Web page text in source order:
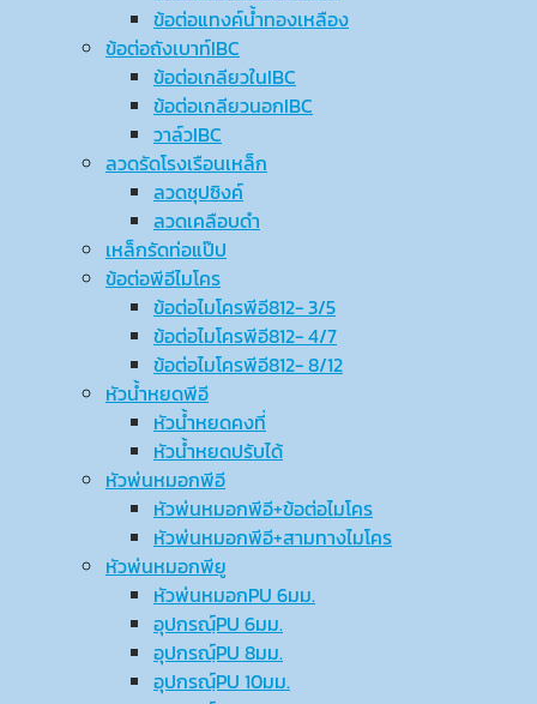
ข้อต่อแทงค์น้ำทองเหลือง
ข้อต่อถังเบาท์IBC
ข้อต่อเกลียวในIBC
ข้อต่อเกลียวนอกIBC
วาล์วIBC
ลวดรัดโรงเรือนเหล็ก
ลวดชุปซิงค์
ลวดเคลือบดำ
เหล็กรัดท่อแป๊ป
ข้อต่อพีอีไมโคร
ข้อต่อไมโครพีอี812- 3/5
ข้อต่อไมโครพีอี812- 4/7
ข้อต่อไมโครพีอี812- 8/12
หัวน้ำหยดพีอี
หัวน้ำหยดคงที่
หัวน้ำหยดปรับได้
หัวพ่นหมอกพีอี
หัวพ่นหมอกพีอี+ข้อต่อไมโคร
หัวพ่นหมอกพีอี+สามทางไมโคร
หัวพ่นหมอกพียู
หัวพ่นหมอกPU 6มม.
อุปกรณ์ฺPU 6มม.
อุปกรณ์ฺPU 8มม.
อุปกรณ์ฺPU 10มม.